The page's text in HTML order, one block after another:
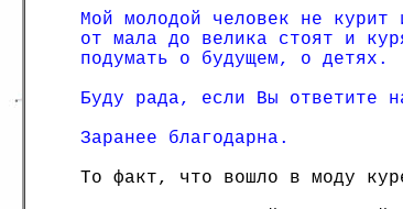
Мой молодой человек не
от мала до велика стоят и
подумать о будущем, о детях.
Буду рада, если Вы ответите
Заранее благодарна.
То факт, что вошло в моду